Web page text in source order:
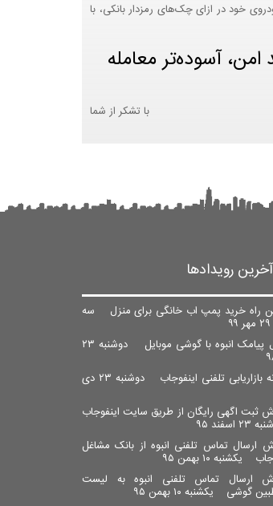
خود در ازای چک‌های رمزدار بانکی، با
آسوده‌تر معامله
با تشکر از شما
آخرین رویدادها
راه خرید پمپ اب خانگی برای منزل سه
پیامک انبوه با گوشی موبایل
دوشنبه ۲۳
بازاریابی تلفنی اینفوجاب
دوشنبه ۲۳ دی
ثبت اگهی رایگان از طریق سایت اینفوجاب
اسفند ۹۵
ارسال تماس تلفنی انبوه از بانک مشاغل
یکشنبه ۱۰ بهمن ۹۵
ارسال تماس تلفنی انبوه به لیست
گوشی یکشنبه ۱۰ بهمن ۹۵